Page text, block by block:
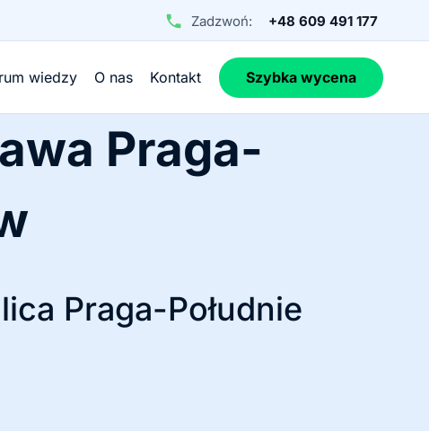
Zadzwoń: +48 609 491 177
wiedzy O nas Kontakt Szybka wycena
Praga-
Praga-Południe